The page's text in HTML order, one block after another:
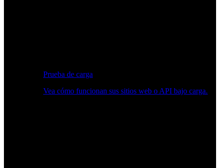
Prueba de carga
Vea cómo funcionan sus sitios web o API bajo carga.